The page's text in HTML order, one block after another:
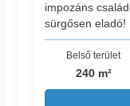
impozáns
sürgősen eladó!
Belső terület
240 m²